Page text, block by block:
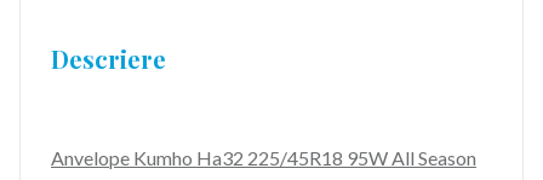
Descriere
Anvelope Kumho Ha32 225/45R18 95W All Season